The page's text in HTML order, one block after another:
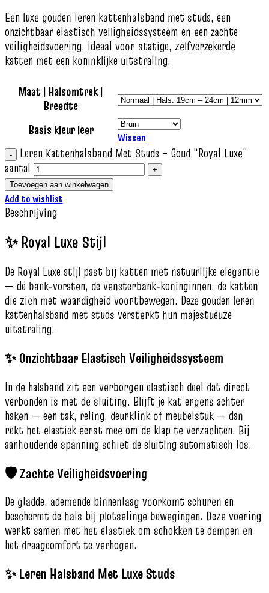
Een luxe gouden leren kattenhalsband met studs, een
onzichtbaar elastisch veiligheidssysteem en een zachte
veiligheidsvoering. Ideaal voor statige, zelfverzekerde
katten met een koninklijke uitstraling.
Maat | Halsomtrek |
Breedte
Basis kleur leer
Wissen
Leren Kattenhalsband Met Studs – Goud “Royal Luxe”
aantal
Toevoegen aan winkelwagen
Add to wishlist
Beschrijving
✨ Royal Luxe Stijl
De Royal Luxe stijl past bij katten met natuurlijke elegantie
— de bank‑vorsten, de vensterbank‑koninginnen, de katten
die zich met waardigheid voortbewegen. Deze gouden leren
kattenhalsband met studs versterkt hun majestueuze
uitstraling.
✨ Onzichtbaar Elastisch Veiligheidssysteem
In de halsband zit een verborgen elastisch deel dat direct
verbonden is met de sluiting. Blijft je kat ergens achter
haken — een tak, reling, deurklink of meubelstuk — dan
rekt het elastiek eerst mee om de klap te verzachten. Bij
aanhoudende spanning schiet de sluiting automatisch los.
🛡️ Zachte Veiligheidsvoering
De gladde, ademende binnenlaag voorkomt schuren en
beschermt de hals bij plotselinge bewegingen. Deze voering
werkt samen met het elastiek om schokken te dempen en
het draagcomfort te verhogen.
✨ Leren Halsband Met Luxe Studs